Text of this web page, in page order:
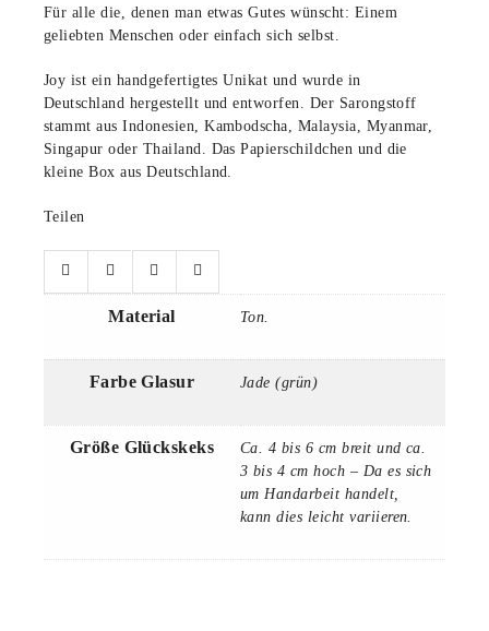
Für alle die, denen man etwas Gutes wünscht: Einem
geliebten Menschen oder einfach sich selbst.
Joy ist ein handgefertigtes Unikat und wurde in
Deutschland hergestellt und entworfen. Der Sarongstoff
stammt aus Indonesien, Kambodscha, Malaysia, Myanmar,
Singapur oder Thailand. Das Papierschildchen und die
kleine Box aus Deutschland.
Teilen
Material Ton.
Farbe Glasur Jade (grün)
Größe Glückskeks
Ca. 4 bis 6 cm breit und ca.
3 bis 4 cm hoch – Da es sich
um Handarbeit handelt,
kann dies leicht variieren.